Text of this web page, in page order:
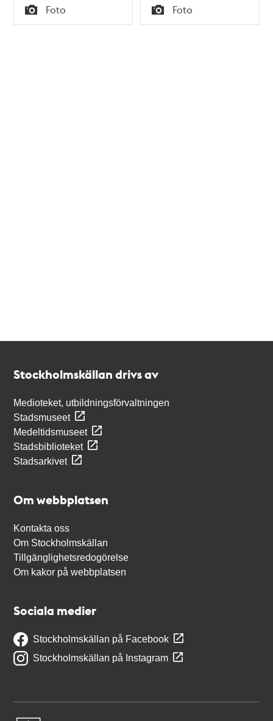
Typ
Foto
Typ
Foto
Stockholmskällan drivs av
Medioteket, utbildningsförvaltningen
Stadsmuseet
Medeltidsmuseet
Stadsbiblioteket
Stadsarkivet
Om webbplatsen
Kontakta oss
Om Stockholmskällan
Tillgänglighetsredogörelse
Om kakor på webbplatsen
Sociala medier
Stockholmskällan på Facebook
Stockholmskällan på Instagram